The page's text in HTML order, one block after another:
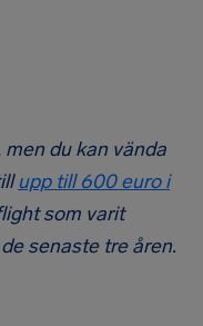
du kan vända
upp till 600 euro i
som varit
senaste tre åren.